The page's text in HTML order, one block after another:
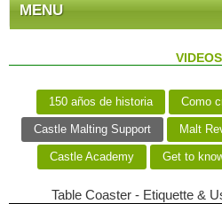
MENU
VIDEOS
150 años de historia Como
Castle Malting Support Malt
Castle Academy Get to
Table Coaster - Etiquette &